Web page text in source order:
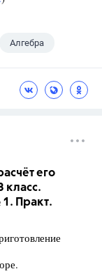
Алгебра
его
класс.
Практ.